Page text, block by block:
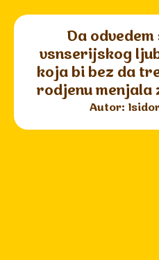
Da
vsnserijskog
koja bi bez da
rodjenu menjala
Autor: